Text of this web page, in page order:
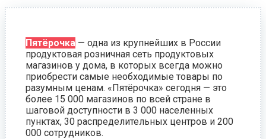
Пятёрочка — одна из крупнейших в России
продуктовая розничная сеть продуктовых
магазинов у дома, в которых всегда можно
приобрести самые необходимые товары по
разумным ценам. «Пятёрочка» сегодня — это
более 15 000 магазинов по всей стране в
шаговой доступности в 3 000 населенных
пунктах, 30 распределительных центров и 200
000 сотрудников.